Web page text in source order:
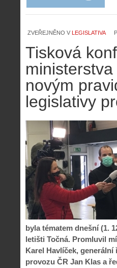
ZVEŘEJNĚNO V LEGISLATIVA
Tisková
novým
legislativy
byla tématem dnešní (1.
letišti Točná. Promluvil
Karel Havlíček,
provozu ČR Jan Klas a